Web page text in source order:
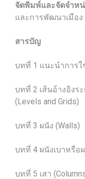
จัดพิมพ์และจัดจำห
และการพัฒนาเมือง
สารบัญ
บทที่ 1 แนะนำการใ
บทที่ 2 เส้นอ้างอิงร
(Levels and Grids)
บทที่ 3 ผนัง (Walls)
บทที่ 4 ผนังเบาหรือ
บทที่ 5 เสา